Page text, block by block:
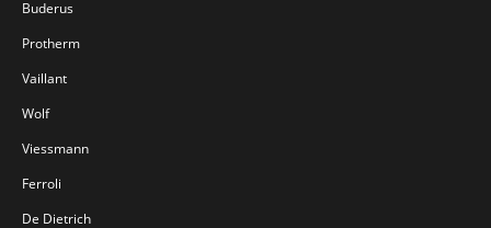
Buderus
Protherm
Vaillant
Wolf
Viessmann
Ferroli
De Dietrich